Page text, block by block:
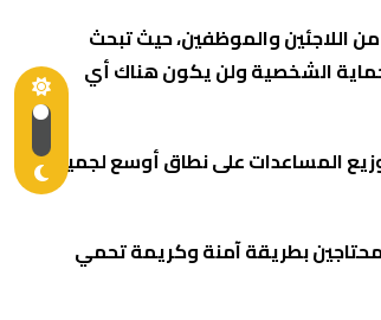
اللاجئين والموظفين، حيث تبحث
الشخصية ولن يكون هناك أي
تنفيذ توزيع المساعدات على نطاق أوسع لجميع
بطريقة آمنة وكريمة تحمي